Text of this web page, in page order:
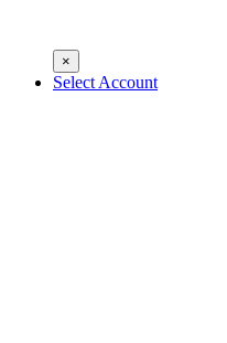
×
Select Account